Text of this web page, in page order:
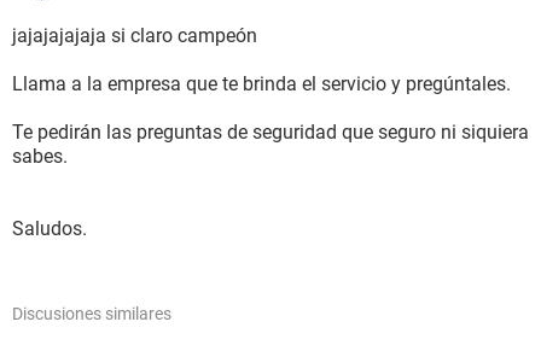
jajajajajaja si claro campeón
Llama a la empresa que te brinda el servicio y pregúntales.
Te pedirán las preguntas de seguridad que seguro ni siquiera
sabes.
Saludos.
Discusiones similares